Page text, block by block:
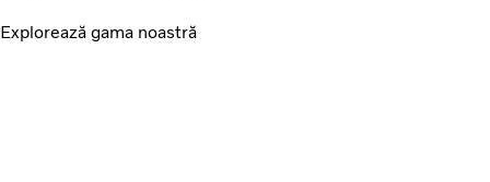
Explorează gama noastră